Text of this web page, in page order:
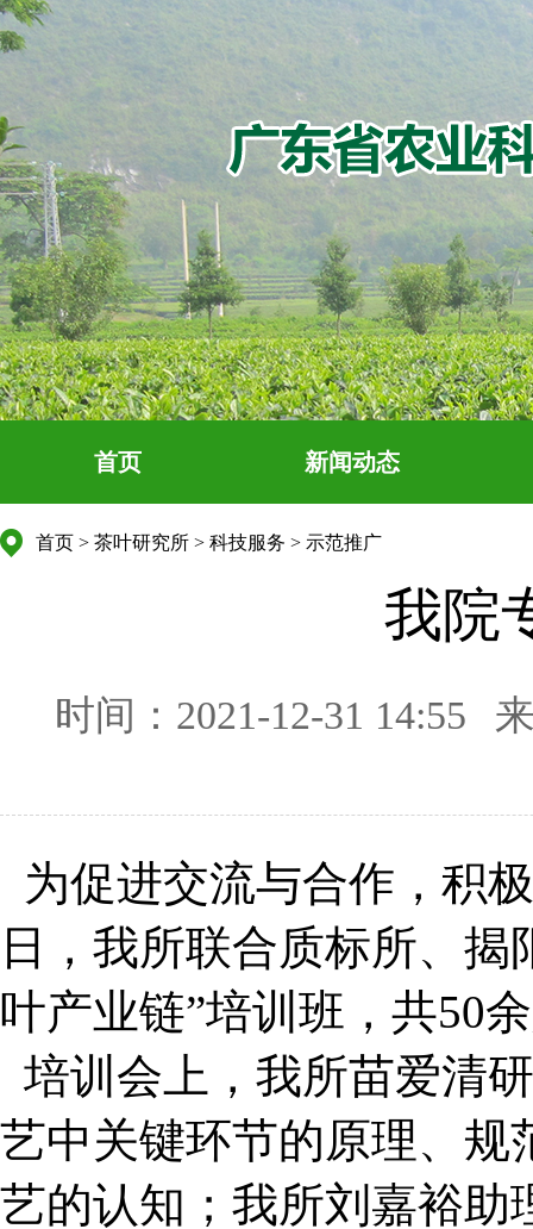
首页 新闻动态
首页 > 茶叶研究所 > 科技服务 > 示范推广
我院
时间：2021-12-31 14:55
为促进交流与合作，积
日，我所联合质标所、
叶产业链”培训班，共50
培训会上，我所苗爱清
艺中关键环节的原理、规
艺的认知；我所刘嘉裕助